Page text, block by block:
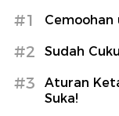
#1 Cemoohan
#2 Sudah
#3
Aturan
Suka!